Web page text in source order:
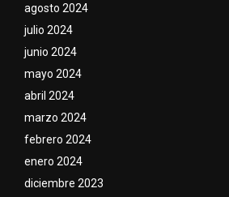
agosto 2024
julio 2024
junio 2024
mayo 2024
abril 2024
marzo 2024
febrero 2024
enero 2024
diciembre 2023